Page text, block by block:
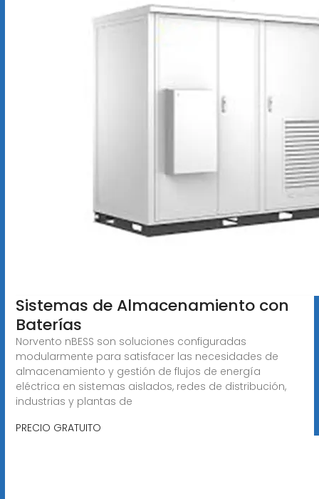
Sistemas de Almacenamiento con
Baterías
Norvento nBESS son soluciones configuradas
modularmente para satisfacer las necesidades de
almacenamiento y gestión de flujos de energía
eléctrica en sistemas aislados, redes de distribución,
industrias y plantas de
PRECIO GRATUITO